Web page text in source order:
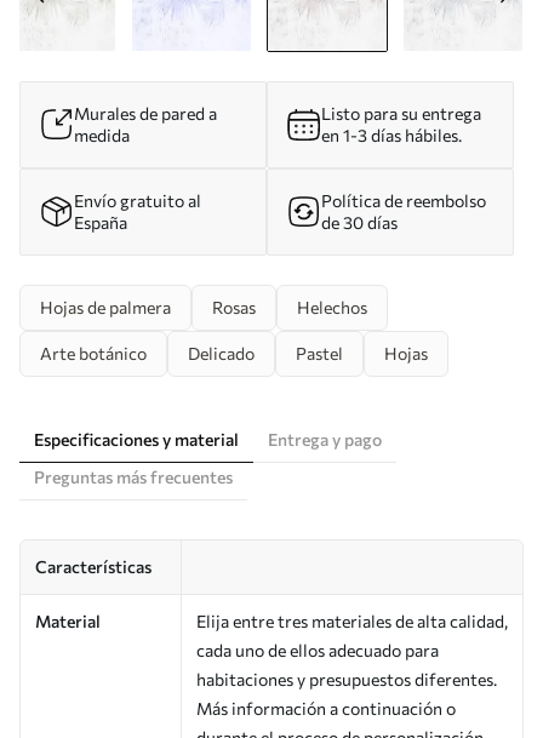
Murales de pared a
medida
Listo para su entrega
en 1-3 días hábiles.
Envío gratuito al
España
Política de reembolso
de 30 días
Hojas de palmera Rosas Helechos
Arte botánico Delicado Pastel Hojas
Especificaciones y material
Entrega y pago
Preguntas más frecuentes
Características
Material
Elija entre tres materiales de alta calidad,
cada uno de ellos adecuado para
habitaciones y presupuestos diferentes.
Más información a continuación o